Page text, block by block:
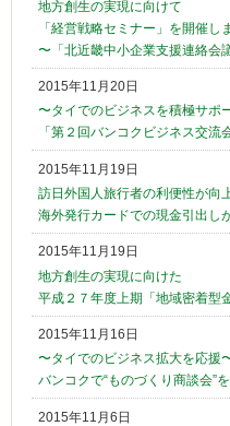
地方創生の実現に向けて
「経営戦略セミナー」を開催し
〜「北近畿中小企業支援連絡会
2015年11月20日
〜タイでのビジネスを積極サポ
「第２回バンコクビジネス交流
2015年11月19日
訪日外国人旅行者の利便性が向
海外発行カードでの現金引出し
2015年11月19日
地方創生の実現に向けた
平成２７年度上期「地域密着型
2015年11月16日
〜タイでのビジネス拡大を応援
バンコクで“ものづくり商談会”
2015年11月6日